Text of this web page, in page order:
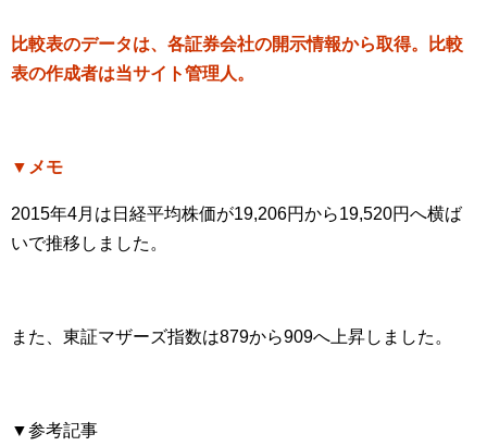
比較表のデータは、各証券会社の開示情報から取得。比較
表の作成者は当サイト管理人。
▼メモ
2015年4月は日経平均株価が19,206円から19,520円へ横ば
いで推移しました。
また、東証マザーズ指数は879から909へ上昇しました。
▼参考記事